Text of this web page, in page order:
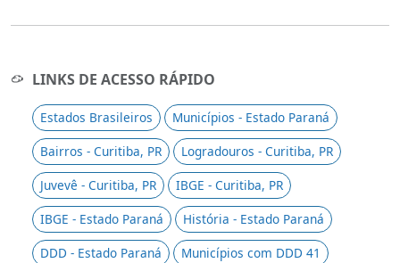
LINKS DE ACESSO RÁPIDO
Estados Brasileiros
Municípios - Estado Paraná
Bairros - Curitiba, PR
Logradouros - Curitiba, PR
Juvevê - Curitiba, PR
IBGE - Curitiba, PR
IBGE - Estado Paraná
História - Estado Paraná
DDD - Estado Paraná
Municípios com DDD 41